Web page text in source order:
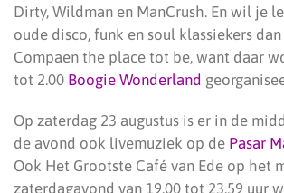
Dirty, Wildman en ManCrush. En wil je
oude disco, funk en soul klassiekers
Compaen the place tot be, want daar
tot 2.00 Boogie Wonderland
Op zaterdag 23 augustus is er in de
de avond ook livemuziek op de Pasar
Ook Het Grootste Café van Ede op het
zaterdagavond van 19.00 tot 23.59 uur